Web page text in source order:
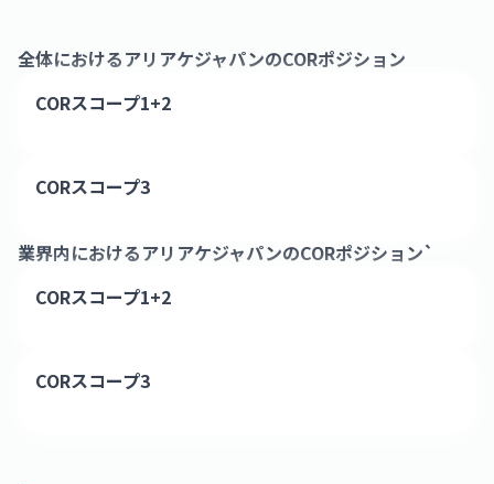
全体におけるアリアケジャパンのCORポジション
CORスコープ1+2
CORスコープ3
業界内におけるアリアケジャパンのCORポジション`
CORスコープ1+2
CORスコープ3